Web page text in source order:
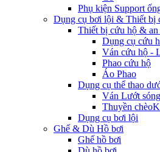
Phụ kiện Support
Dụng cụ bơi lội & Thiết bị
Thiết bị cứu hộ &
Dụng cụ cứu
Ván cứu hộ -
Phao cứu hộ
Áo Phao
Dụng cụ thể thao
Ván Lướt sóng
Thuyền
Dụng cụ bơi lội
Ghế & Dù Hồ bơi
Ghế hồ bơi